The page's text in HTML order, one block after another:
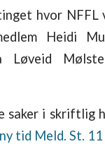
hvor NFFL
Heidi
Løveid
saker i skriftlig
tid Meld. St.